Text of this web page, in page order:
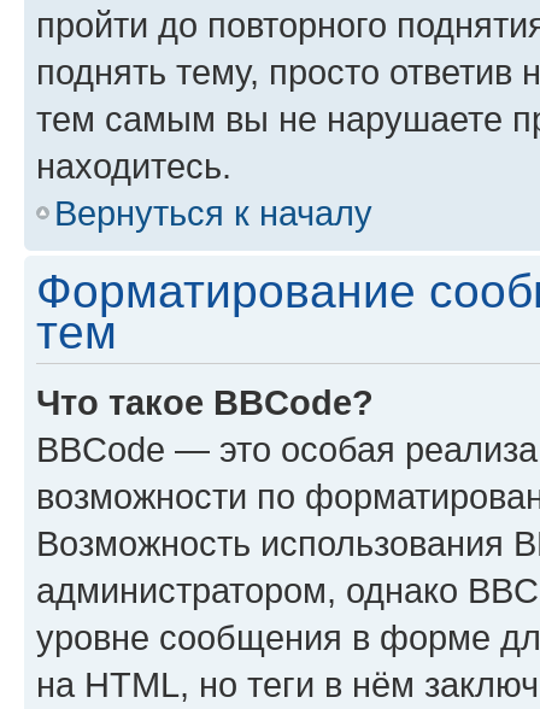
пройти до повторного
поднять тему, просто ответив
тем самым вы не нарушаете
находитесь.
Вернуться к началу
Форматирование
тем
Что такое BBCode?
BBCode — это особая
возможности по
Возможность использования
администратором, однако
уровне сообщения в форме
на HTML, но теги в нём